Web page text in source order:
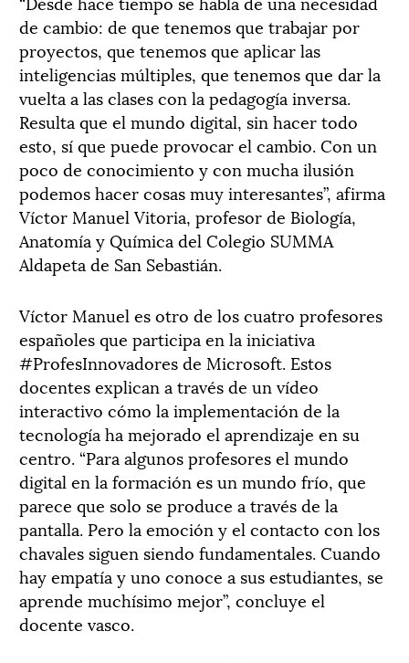
de cambio: de que tenemos que trabajar por
proyectos, que tenemos que aplicar las
inteligencias múltiples, que tenemos que dar la
vuelta a las clases con la pedagogía inversa.
Resulta que el mundo digital, sin hacer todo
esto, sí que puede provocar el cambio. Con un
poco de conocimiento y con mucha ilusión
podemos hacer cosas muy interesantes”, afirma
Víctor Manuel Vitoria, profesor de Biología,
Anatomía y Química del Colegio SUMMA
Aldapeta de San Sebastián.
Víctor Manuel es otro de los cuatro profesores
españoles que participa en la iniciativa
#ProfesInnovadores de Microsoft. Estos
docentes explican a través de un vídeo
interactivo cómo la implementación de la
tecnología ha mejorado el aprendizaje en su
centro. “Para algunos profesores el mundo
digital en la formación es un mundo frío, que
parece que solo se produce a través de la
pantalla. Pero la emoción y el contacto con los
chavales siguen siendo fundamentales. Cuando
hay empatía y uno conoce a sus estudiantes, se
aprende muchísimo mejor”, concluye el
docente vasco.